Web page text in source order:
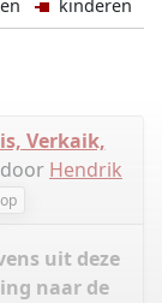
kinderen
Verkaik,
Hendrik
uit deze
naar de